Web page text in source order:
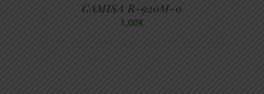
EN
LA
CAMISA R-920M-0
1,00€